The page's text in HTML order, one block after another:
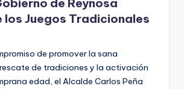
de Reynosa
los Juegos Tradicionales
de promover la sana
de tradiciones y la activación
edad, el Alcalde Carlos Peña